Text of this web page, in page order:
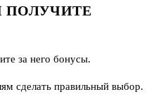
ПОЛУЧИТЕ
за него бонусы.
сделать правильный выбор.